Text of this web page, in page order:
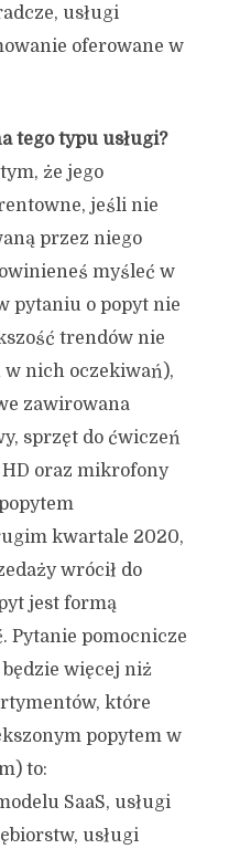
usługi
oferowane w
tego typu usługi?
że jego
jeśli nie
przez niego
myśleć w
pytaniu o popyt nie
trendów nie
w nich oczekiwań),
zawirowana
sprzęt do ćwiczeń
oraz mikrofony
kwartale 2020,
wrócił do
jest formą
Pytanie pomocnicze
będzie więcej niż
które
popytem w
to:
SaaS, usługi
usługi